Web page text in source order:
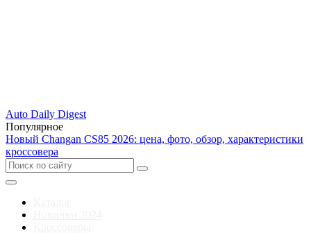
Auto Daily Digest
Популярное
Новый Changan CS85 2026: цена, фото, обзор, характеристики
кроссовера